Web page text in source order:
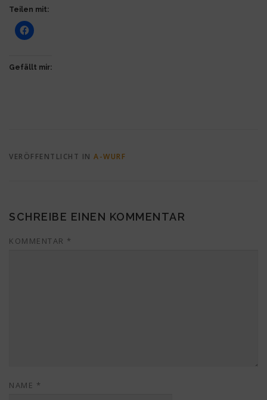
Teilen mit:
Gefällt mir:
VERÖFFENTLICHT IN A-WURF
SCHREIBE EINEN KOMMENTAR
KOMMENTAR *
NAME *